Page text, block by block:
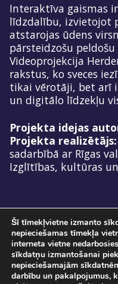
Interaktīva gaismas
līdzdalību, izvietojot
atstarojas ūdens
pārsteidzošu
Videoprojekcija
rakstus, ko sveces
tikai vērotāji, bet arī
un digitālo līdzekļu
Projekta idejas
Projekta realizētājs:
sadarbībā ar Rīgas
Izglītības, kultūras
Šī tīmekļvietne izmanto
nepieciešamas tīmekļa
interneta vietne
sīkdatņu izmantošanai
nepieciešamajām
darbību un pakalpojumus,